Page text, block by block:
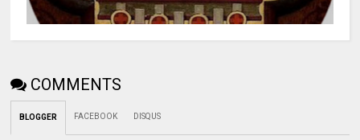
COMMENTS
BLOGGER FACEBOOK DISQUS